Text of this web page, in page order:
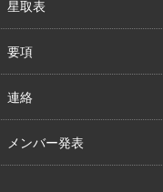
星取表
要項
連絡
メンバー発表